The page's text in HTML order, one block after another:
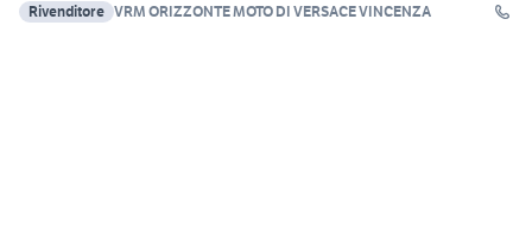
Rivenditore VRM ORIZZONTE MOTO DI VERSACE VINCENZA